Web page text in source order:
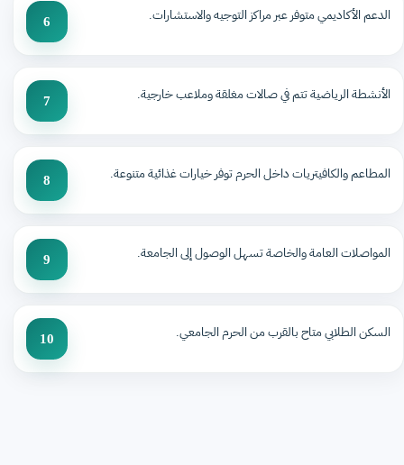
الدعم الأكاديمي متوفر عبر مراكز التوجيه والاستشارات. 6
الأنشطة الرياضية تتم في صالات مغلقة وملاعب خارجية. 7
المطاعم والكافيتريات داخل الحرم توفر خيارات غذائية متنوعة. 8
المواصلات العامة والخاصة تسهل الوصول إلى الجامعة. 9
السكن الطلابي متاح بالقرب من الحرم الجامعي. 10